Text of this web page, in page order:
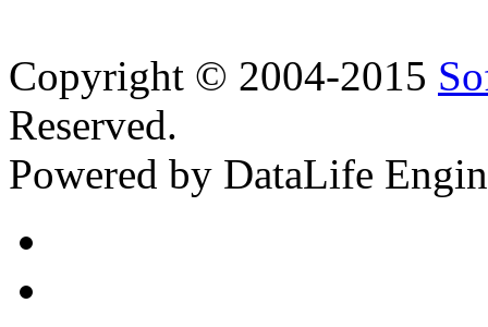
Copyright © 2004-2015
Reserved.
Powered by DataLife